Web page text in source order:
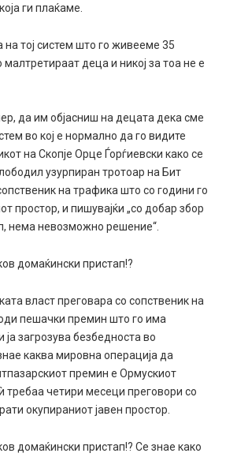
ги плаќаме.
тој систем што го живееме 35
деца и никој за тоа не е
да им објасниш на децата дека сме
во кој е нормално да го видите
на Скопје Орце Ѓорѓиевски како се
узурпиран тротоар на Бит
на трафика што со години го
простор, и пишувајќи „со добар збор
нема невозможно решение“.
домаќински пристап!?
власт преговара со сопственик на
пешачки премин што го има
ја загрозува безбедноста во
каква мировна операција да
премин е Ормускиот
требаа четири месеци преговори со
окупираниот јавен простор.
домаќински пристап!? Се знае како